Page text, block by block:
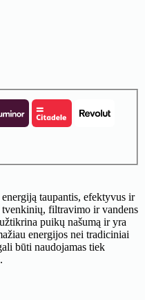
taupantis, efektyvus ir
tvenkinių, filtravimo ir vandens
puikų našumą ir yra
energijos nei tradiciniai
būti naudojamas tiek